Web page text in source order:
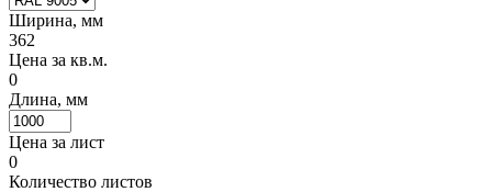
Ширина, мм
362
Цена за кв.м.
0
Длина, мм
Цена за лист
0
Количество листов